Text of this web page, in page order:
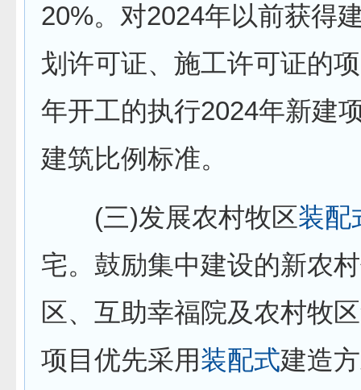
20%。对2024年以前获得
划许可证、施工许可证的
年开工的执行2024年新建
建筑比例标准。
(三)发展农村牧区装配
宅。鼓励集中建设的新农
区、互助幸福院及农村牧
项目优先采用装配式建造